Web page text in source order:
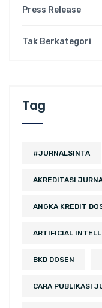
Press Release
Tak Berkategori
Tag
#JURNALSINTA
AKREDITASI
ANGKA KREDIT
ARTIFICIAL
BKD DOSEN
CARA PUBLIKASI